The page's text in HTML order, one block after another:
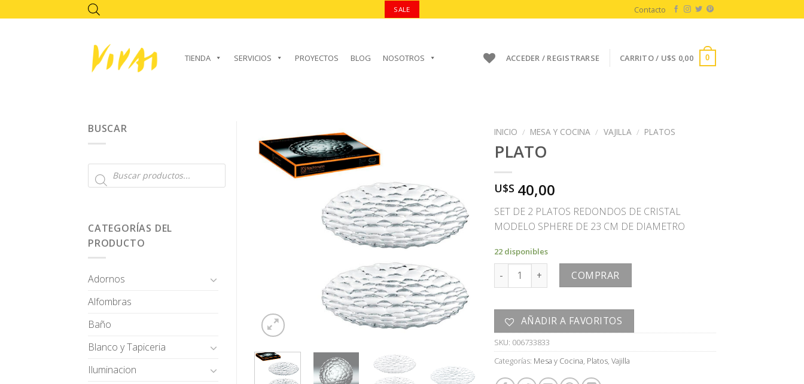
to
SALE Contacto
TIENDA SERVICIOS PROYECTOS BLOG NOSOTROS ACCEDER / REGISTRARSE CARRITO / U$S 0,00 0
BUSCAR
Búsqueda
de
CATEGORÍAS DEL
PRODUCTO
Adornos
Alfombras
Baño
Blanco y Tapiceria
Iluminacion
AÑADIR A
FAVORITOS
INICIO / MESA Y COCINA / VAJILLA / PLATOS
PLATO
U$S 40,00
SET DE 2 PLATOS REDONDOS DE CRISTAL
MODELO SPHERE DE 23 CM DE DIAMETRO
22 disponibles
PLATO cantidad COMPRAR
AÑADIR A FAVORITOS
SKU: 006733833
Categorías: Mesa y Cocina, Platos,Vajilla